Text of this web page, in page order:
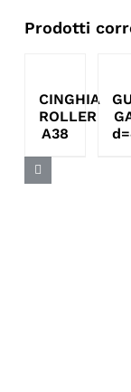
Prodotti
CINGHIA
ROLLER
A38